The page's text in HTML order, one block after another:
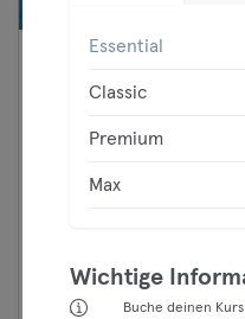
20:30 —
Premium Holmes
Essential
Classic
Premium
Max
Wichtige
Buche deinen